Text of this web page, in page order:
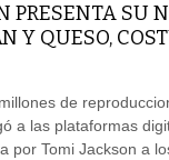
PRESENTA SU
Y QUESO,
de
a las plataformas
por Tomi Jackson a